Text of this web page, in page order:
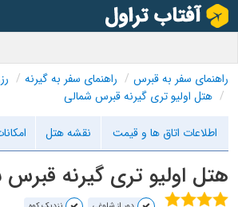
راهنمای سفر به قبرس راهنمای سفر به گیرنه
هتل اولیو تری گیرنه قبرس شمالی
اطلاعات اتاق ها و قیمت نقشه هتل
هتل اولیو تری گیرنه